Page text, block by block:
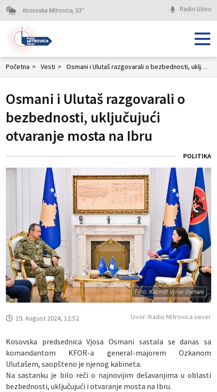
Kosovska Mitrovica, 33° Radio Uživo
Početna > Vesti > Osmani i Ulutaš razgovarali o bezbednosti, uključujući otvaranje mosta na Ibru
Osmani i Ulutaš razgovarali o
bezbednosti, uključujući
otvaranje mosta na Ibru
POLITIKA
Foto: Kabinet Vjose Osmani
19. August 2024, 12:52 Izvor: Radio Mitrovica sever
Kosovska predsednica Vjosa Osmani sastala se danas sa
komandantom KFOR-a general-majorem Ozkanom
Ulutašem, saopšteno je njenog kabineta.
Na sastanku je bilo reči o najnovijim dešavanjima u oblasti
bezbednosti, uključujući i otvaranje mosta na Ibru.